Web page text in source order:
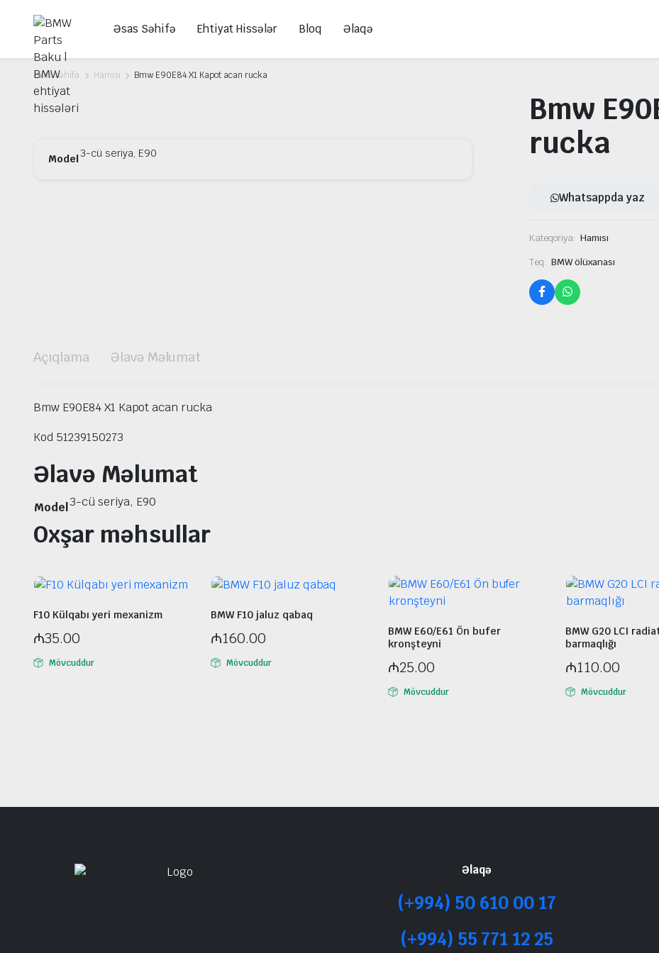
Əsas Səhifə Ehtiyat Hissələr Bloq Əlaqə
Əsas səhifə Hamısı Bmw E90E84 X1 Kapot acan rucka
Model3-cü seriya, E90
Bmw
rucka
Whatsappda yaz
Kateqoriya: Hamısı
Teq: BMW ölüxanası
Açıqlama Əlavə Məlumat
Bmw E90E84 X1 Kapot acan rucka
Kod 51239150273
Əlavə Məlumat
Model 3-cü seriya, E90
Oxşar məhsullar
F10 Külqabı yeri mexanizm
₼35.00
Mövcuddur
BMW F10 jaluz qabaq
₼160.00
Mövcuddur
BMW E60/E61 Ön bufer
kronşteyni
₼25.00
Mövcuddur
BMW G20 LCI
barmaqlığı
₼110.00
Mövcuddur
Əlaqə
(+994) 50 610 00 17
(+994) 55 771 12 25